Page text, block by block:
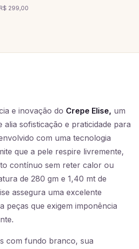
R$ 299,00
e inovação do Crepe Elise, um
alia sofisticação e praticidade para
com uma tecnologia
que a pele respire livremente,
contínuo sem reter calor ou
de 280 gm e 1,40 mt de
assegura uma excelente
peças que exigem imponência
com fundo branco, sua